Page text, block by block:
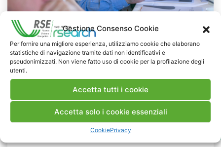
Gestione Consenso Cookie
Per fornire una migliore esperienza, utilizziamo cookie che elaborano
statistiche di navigazione tramite dati non identificativi e
pseudonimizzati. Non viene fatto uso di cookie per la profilazione degli
utenti.
Accetta tutti i cookie
Accetta solo i cookie essenziali
CookiePrivacy
NEWS
29 LUGLIO 2026
Presentazione del Rapporto Innov-E
RSE è intervenuta sul tema dell’innovazione
energetica nell’ambito del convegno targato I-